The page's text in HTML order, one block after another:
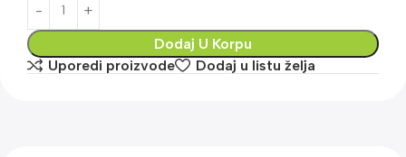
Dodaj U Korpu
Uporedi proizvode
Dodaj u listu želja